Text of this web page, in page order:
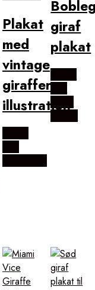
Plakat
med
vintage
giraffer
illustration
giraf
plakat